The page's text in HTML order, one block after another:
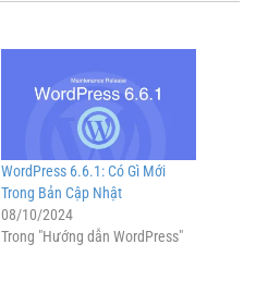
WordPress 6.6.1: Có Gì Mới
Trong Bản Cập Nhật
08/10/2024
Trong "Hướng dẫn WordPress"